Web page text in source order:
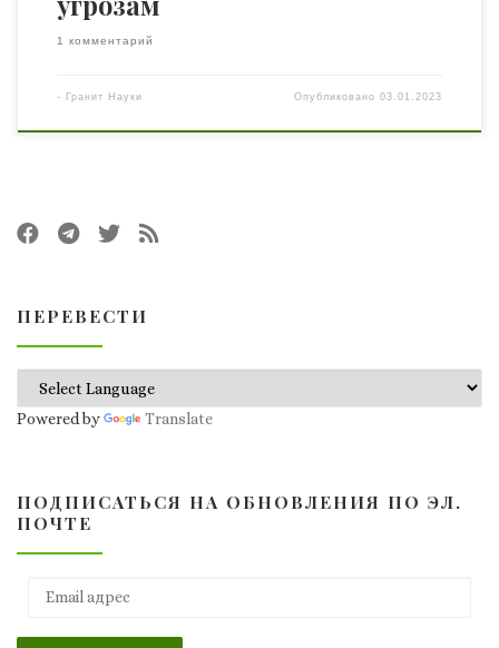
1 комментарий
- Гранит Науки Опубликовано03.01.2023
ПЕРЕВЕСТИ
Powered by Translate
ПОДПИСАТЬСЯ НА ОБНОВЛЕНИЯ ПО ЭЛ.
ПОЧТЕ